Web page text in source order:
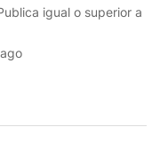
igual o superior a